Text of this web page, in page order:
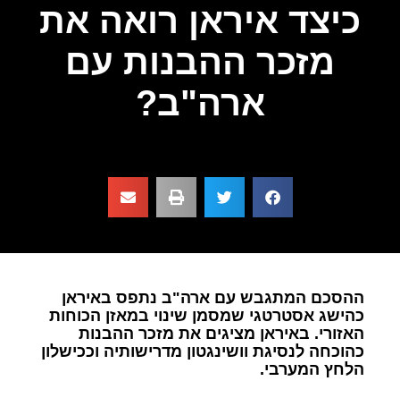
כיצד איראן רואה את
מזכר ההבנות עם
ארה"ב?
ההסכם המתגבש עם ארה"ב נתפס באיראן
כהישג אסטרטגי שמסמן שינוי במאזן הכוחות
האזורי. באיראן מציגים את מזכר ההבנות
כהוכחה לנסיגת וושינגטון מדרישותיה וככישלון
הלחץ המערבי.